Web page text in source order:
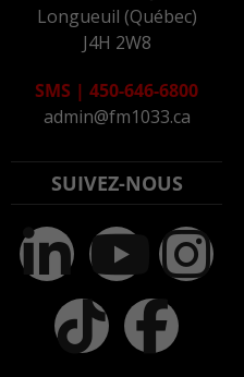
Longueuil (Québec)
J4H 2W8
SMS | 450-646-6800
admin@fm1033.ca
SUIVEZ-NOUS